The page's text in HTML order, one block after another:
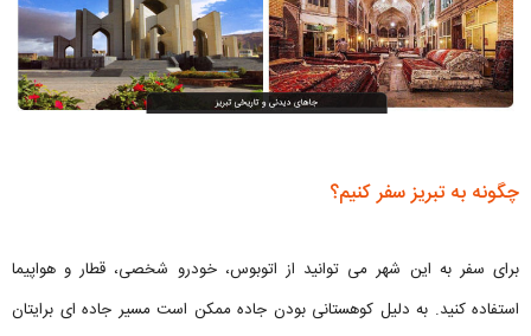
چگونه به تبریز سفر کنیم؟
برای سفر به این شهر می توانید از اتوبوس، خودرو شخصی، قطار و هواپیما
استفاده کنید. به دلیل کوهستانی بودن جاده ممکن است مسیر جاده ای برایتان